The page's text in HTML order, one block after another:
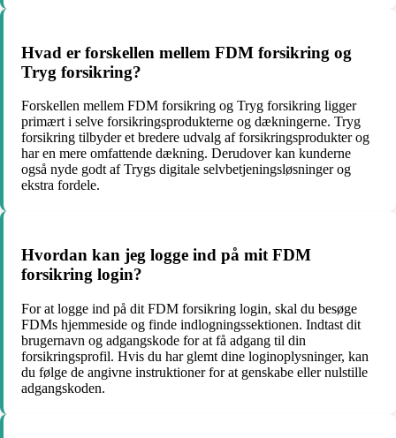
Hvad er forskellen mellem FDM forsikring og
Tryg forsikring?
Forskellen mellem FDM forsikring og Tryg forsikring ligger
primært i selve forsikringsprodukterne og dækningerne. Tryg
forsikring tilbyder et bredere udvalg af forsikringsprodukter og
har en mere omfattende dækning. Derudover kan kunderne
også nyde godt af Trygs digitale selvbetjeningsløsninger og
ekstra fordele.
Hvordan kan jeg logge ind på mit FDM
forsikring login?
For at logge ind på dit FDM forsikring login, skal du besøge
FDMs hjemmeside og finde indlogningssektionen. Indtast dit
brugernavn og adgangskode for at få adgang til din
forsikringsprofil. Hvis du har glemt dine loginoplysninger, kan
du følge de angivne instruktioner for at genskabe eller nulstille
adgangskoden.